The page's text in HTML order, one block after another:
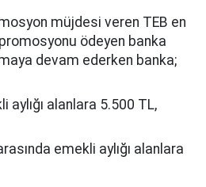
müjdesi veren TEB en
ödeyen banka
devam ederken banka;
aylığı alanlara 5.500 TL,
emekli aylığı alanlara